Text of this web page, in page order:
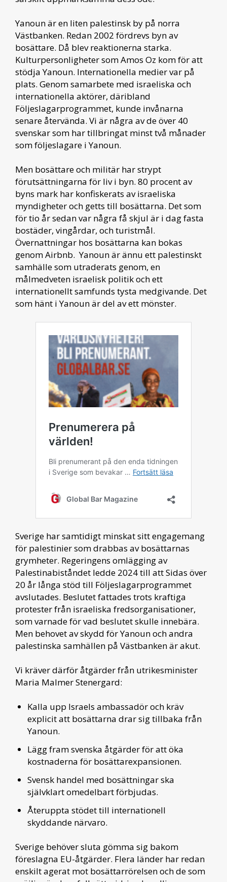
Yanoun är en liten palestinsk by på norra
Västbanken. Redan 2002 fördrevs byn av
bosättare. Då blev reaktionerna starka.
Kulturpersonligheter som Amos Oz kom för att
stödja Yanoun. Internationella medier var på
plats. Genom samarbete med israeliska och
internationella aktörer, däribland
Följeslagarprogrammet, kunde invånarna
senare återvända. Vi är några av de över 40
svenskar som har tillbringat minst två månader
som följeslagare i Yanoun.
Men bosättare och militär har strypt
förutsättningarna för liv i byn. 80 procent av
byns mark har konfiskerats av israeliska
myndigheter och getts till bosättarna. Det som
för tio år sedan var några få skjul är i dag fasta
bostäder, vingårdar, och turistmål.
Övernattningar hos bosättarna kan bokas
genom Airbnb. Yanoun är ännu ett palestinskt
samhälle som utraderats genom, en
målmedveten israelisk politik och ett
internationellt samfunds tysta medgivande. Det
som hänt i Yanoun är del av ett mönster.
Sverige har samtidigt minskat sitt engagemang
för palestinier som drabbas av bosättarnas
grymheter. Regeringens omlägging av
Palestinabiståndet ledde 2024 till att Sidas över
20 år långa stöd till Följeslagarprogrammet
avslutades. Beslutet fattades trots kraftiga
protester från israeliska fredsorganisationer,
som varnade för vad beslutet skulle innebära.
Men behovet av skydd för Yanoun och andra
palestinska samhällen på Västbanken är akut.
Vi kräver därför åtgärder från utrikesminister
Maria Malmer Stenergard:
Kalla upp Israels ambassadör och kräv
explicit att bosättarna drar sig tillbaka från
Yanoun.
Lägg fram svenska åtgärder för att öka
kostnaderna för bosättarexpansionen.
Svensk handel med bosättningar ska
självklart omedelbart förbjudas.
Återuppta stödet till internationell
skyddande närvaro.
Sverige behöver sluta gömma sig bakom
föreslagna EU-åtgärder. Flera länder har redan
enskilt agerat mot bosättarrörelsen och de som